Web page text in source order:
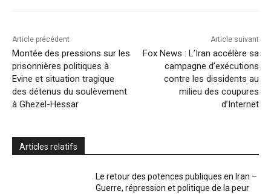
Article précédent
Montée des pressions sur les
prisonnières politiques à
Evine et situation tragique
des détenus du soulèvement
à Ghezel-Hessar
Article suivant
Fox News : L’Iran accélère sa
campagne d’exécutions
contre les dissidents au
milieu des coupures
d’Internet
Articles relatifs
Le retour des potences publiques en Iran –
Guerre, répression et politique de la peur